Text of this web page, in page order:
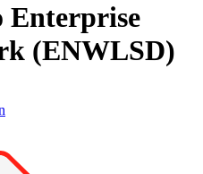
Enterprise
(ENWLSD)